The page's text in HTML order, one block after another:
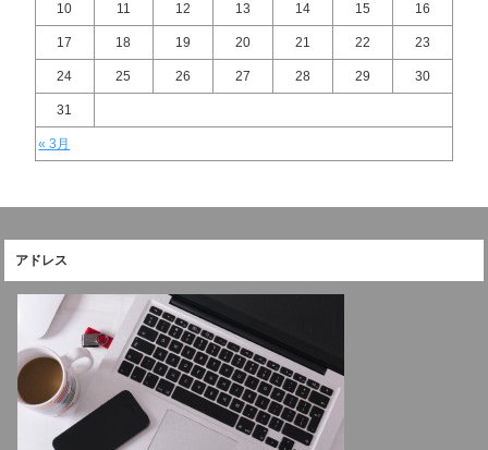
« 3月
10 11 12 13 14 15 16
17 18 19 20 21 22 23
24 25 26 27 28 29 30
31
アドレス